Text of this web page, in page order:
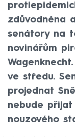
zdůvodněna
senátory na
novinářům
ve středu.
projednat
nebude přijat
nouzového